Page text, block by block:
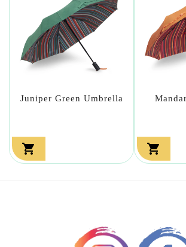
Juniper Green Umbrella
 